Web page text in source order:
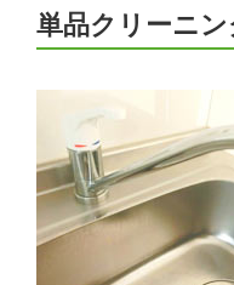
単品クリーニン